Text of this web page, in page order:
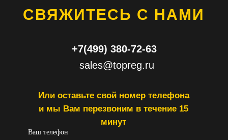
СВЯЖИТЕСЬ С НАМИ
Ваш телефон
+7(499) 380-72-63
sales@topreg.ru
Или оставьте свой номер телефона
и мы Вам перезвоним в течение 15
минут